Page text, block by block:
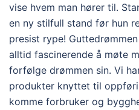
vise hvem man hører til.
en ny stilfull stand før hun
presist rype!
alltid fascinerende å møte
forfølge drømmen sin. Vi
produkter knyttet til
komme forbruker og